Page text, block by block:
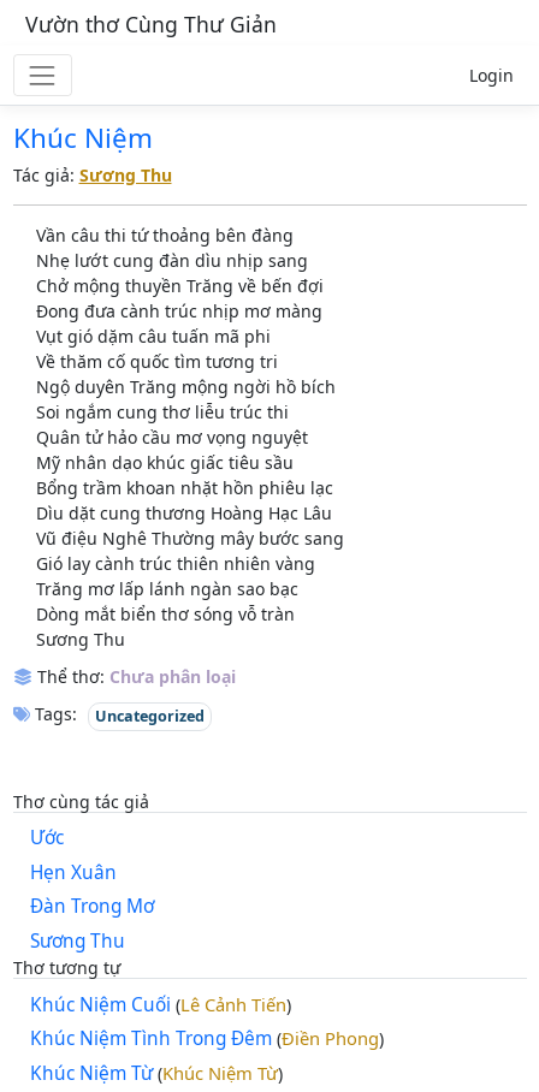
Vườn thơ Cùng Thư Giản
Login
Khúc Niệm
Tác giả: Sương Thu
Vần câu thi tứ thoảng bên đàng
Nhẹ lướt cung đàn dìu nhịp sang
Chở mộng thuyền Trăng về bến đợi
Đong đưa cành trúc nhịp mơ màng
Vụt gió dặm câu tuấn mã phi
Về thăm cố quốc tìm tương tri
Ngộ duyên Trăng mộng ngời hồ bích
Soi ngắm cung thơ liễu trúc thi
Quân tử hảo cầu mơ vọng nguyệt
Mỹ nhân dạo khúc giấc tiêu sầu
Bổng trầm khoan nhặt hồn phiêu lạc
Dìu dặt cung thương Hoàng Hạc Lâu
Vũ điệu Nghê Thường mây bước sang
Gió lay cành trúc thiên nhiên vàng
Trăng mơ lấp lánh ngàn sao bạc
Dòng mắt biển thơ sóng vỗ tràn
Sương Thu
Thể thơ: Chưa phân loại
Tags:
Uncategorized
Thơ cùng tác giả
Ước
Hẹn Xuân
Đàn Trong Mơ
Sương Thu
Thơ tương tự
Khúc Niệm Cuối (Lê Cảnh Tiến)
Khúc Niệm Tình Trong Đêm(Điền Phong)
Khúc Niệm Từ(Khúc Niệm Từ)